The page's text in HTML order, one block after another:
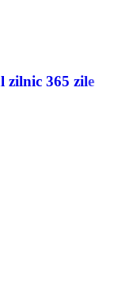
zilnic 365 zile